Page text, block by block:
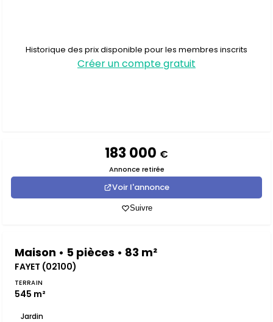
Historique des prix disponible pour les membres inscrits
Créer un compte gratuit
183 000 €
Annonce retirée
Voir l'annonce
Suivre
Maison • 5 pièces • 83 m²
FAYET (02100)
TERRAIN
545 m²
Jardin